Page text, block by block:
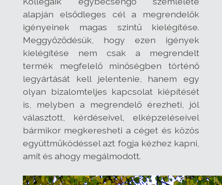
alapján elsődleges cél a megrendelők
igényeinek magas szintű kielégítése.
Meggyőződésük, hogy ezen igények
kielégítése nem csak a megrendelt
termék megfelelő minőségben történő
legyártását kell jelentenie, hanem egy
olyan bizalomteljes kapcsolat kiépítését
is, melyben a megrendelő érezheti, jól
választott, kérdéseivel, elképzeléseivel
bármikor megkeresheti a céget és közös
együttműködéssel azt fogja kézhez kapni,
amit és ahogy megálmodott.